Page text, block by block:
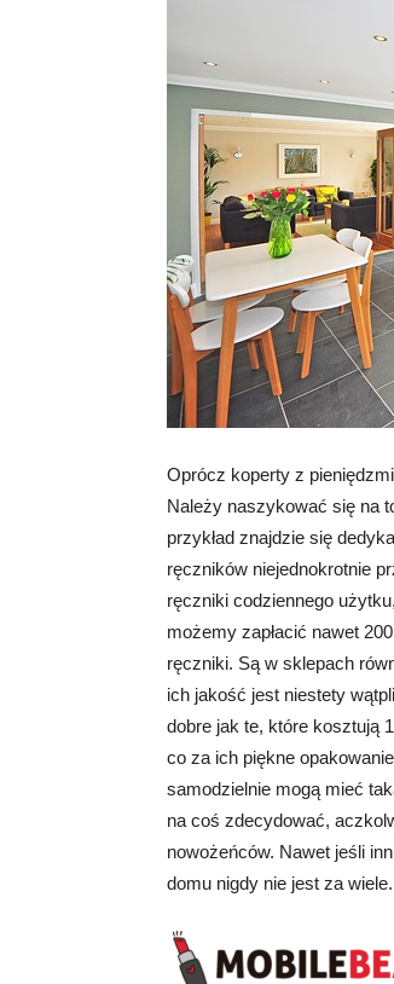
Oprócz koperty z
Należy naszykować się na
przykład znajdzie się
ręczników niejednokrotnie
ręczniki codziennego
możemy zapłacić nawet
ręczniki. Są w sklepach
ich jakość jest niestety
dobre jak te, które kosztują
co za ich piękne
samodzielnie mogą mieć
na coś zdecydować,
nowożeńców. Nawet jeśli
domu nigdy nie jest za wiele.